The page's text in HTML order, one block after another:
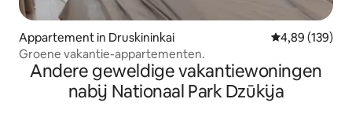
Appartement in Druskininkai Gemiddelde
4,89 (139)
Groene vakantie-appartementen.
Andere geweldige vakantiewoningen
nabij Nationaal Park Dzūkija